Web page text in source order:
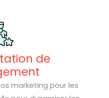
de
marketing pour les